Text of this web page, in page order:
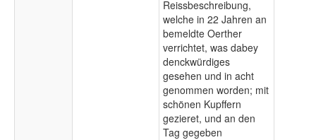
Reissbeschreibung,
welche in 22 Jahren an
bemeldte Oerther
verrichtet, was dabey
denckwürdiges
gesehen und in acht
genommen worden; mit
schönen Kupffern
gezieret, und an den
Tag gegeben